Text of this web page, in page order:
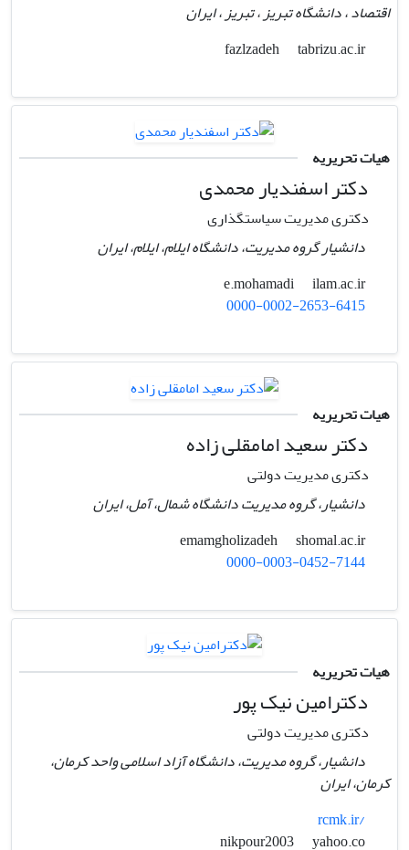
اقتصاد ، دانشگاه تبریز ، تبریز ، ایران
fazlzadeh
tabrizu.ac.ir
هیات تحریریه
دکتر اسفندیار محمدی
دکتری مدیریت سیاستگذاری
دانشیار گروه مدیریت، دانشگاه ایلام، ایلام، ایران
e.mohamadi
ilam.ac.ir
0000-0002-2653-6415
هیات تحریریه
دکتر سعید امامقلی زاده
دکتری مدیریت دولتی
دانشیار، گروه مدیریت دانشگاه شمال، آمل، ایران
emamgholizadeh
shomal.ac.ir
0000-0003-0452-7144
هیات تحریریه
دکترامین نیک پور
دکتری مدیریت دولتی
دانشیار، گروه مدیریت، دانشگاه آزاد اسلامی واحد کرمان،
کرمان، ایران
rcmk.ir/
yahoo.co